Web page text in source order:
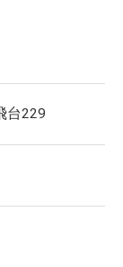
台229